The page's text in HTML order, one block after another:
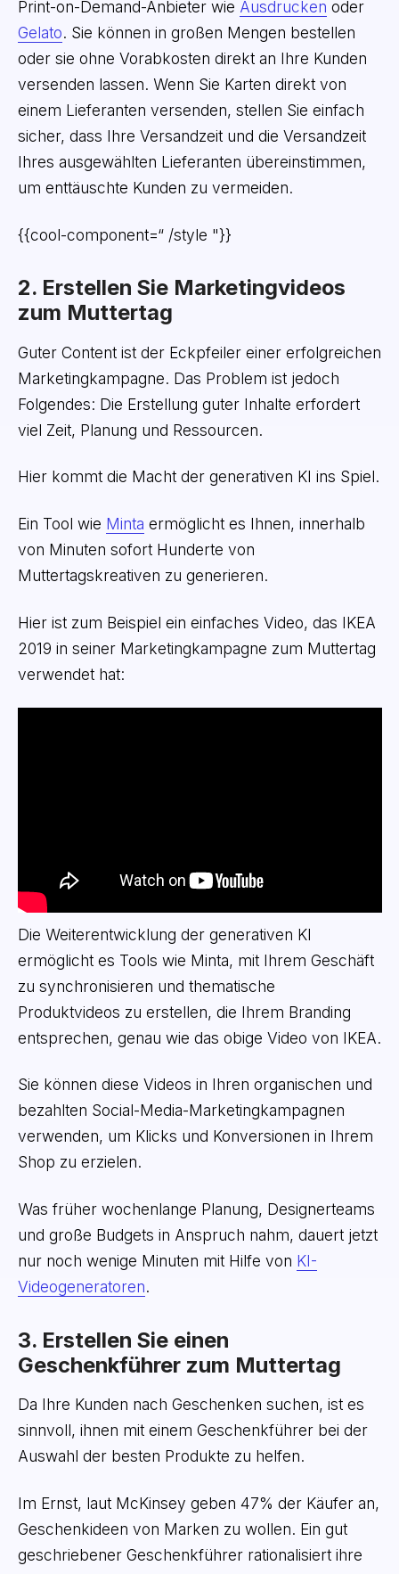
Print-on-Demand-Anbieter wie Ausdrucken oder
Gelato. Sie können in großen Mengen bestellen
oder sie ohne Vorabkosten direkt an Ihre Kunden
versenden lassen. Wenn Sie Karten direkt von
einem Lieferanten versenden, stellen Sie einfach
sicher, dass Ihre Versandzeit und die Versandzeit
Ihres ausgewählten Lieferanten übereinstimmen,
um enttäuschte Kunden zu vermeiden.
{{cool-component=“ /style "}}
2. Erstellen Sie Marketingvideos
zum Muttertag
Guter Content ist der Eckpfeiler einer erfolgreichen
Marketingkampagne. Das Problem ist jedoch
Folgendes: Die Erstellung guter Inhalte erfordert
viel Zeit, Planung und Ressourcen.
Hier kommt die Macht der generativen KI ins Spiel.
Ein Tool wie Minta ermöglicht es Ihnen, innerhalb
von Minuten sofort Hunderte von
Muttertagskreativen zu generieren.
Hier ist zum Beispiel ein einfaches Video, das IKEA
2019 in seiner Marketingkampagne zum Muttertag
verwendet hat:
Die Weiterentwicklung der generativen KI
ermöglicht es Tools wie Minta, mit Ihrem Geschäft
zu synchronisieren und thematische
Produktvideos zu erstellen, die Ihrem Branding
entsprechen, genau wie das obige Video von IKEA.
Sie können diese Videos in Ihren organischen und
bezahlten Social-Media-Marketingkampagnen
verwenden, um Klicks und Konversionen in Ihrem
Shop zu erzielen.
Was früher wochenlange Planung, Designerteams
und große Budgets in Anspruch nahm, dauert jetzt
nur noch wenige Minuten mit Hilfe von KI-
Videogeneratoren.
3. Erstellen Sie einen
Geschenkführer zum Muttertag
Da Ihre Kunden nach Geschenken suchen, ist es
sinnvoll, ihnen mit einem Geschenkführer bei der
Auswahl der besten Produkte zu helfen.
Im Ernst, laut McKinsey geben 47% der Käufer an,
Geschenkideen von Marken zu wollen. Ein gut
geschriebener Geschenkführer rationalisiert ihre